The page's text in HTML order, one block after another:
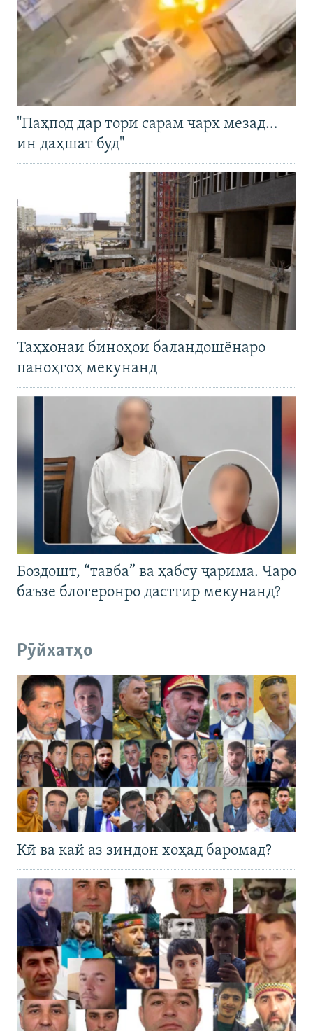
"Паҳпод дар тори сарам чарх мезад…
ин даҳшат буд"
Таҳхонаи биноҳои баландошёнаро
паноҳгоҳ мекунанд
Боздошт, “тавба” ва ҳабсу ҷарима. Чаро
баъзе блогеронро дастгир мекунанд?
Рӯйхатҳо
Кӣ ва кай аз зиндон хоҳад баромад?